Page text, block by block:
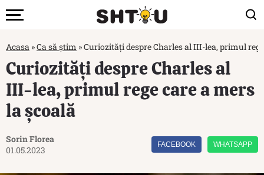
Acasa »Ca să știm »Curiozități despre Charles al III-lea, primul
Curiozități despre Charles al
III-lea, primul rege care a mers
la școală
Sorin Florea
01.05.2023
FACEBOOK WHATSAPP